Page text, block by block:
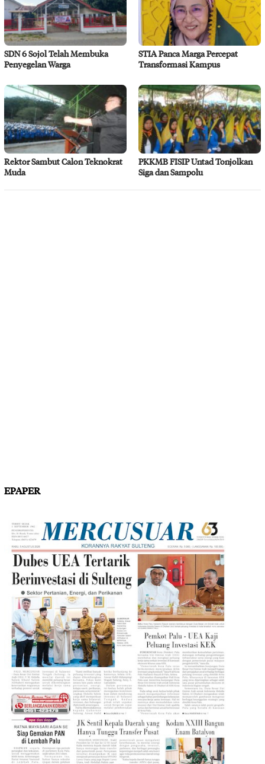
SDN 6 Sojol Telah Membuka
Penyegelan Warga
STIA Panca Marga Percepat
Transformasi Kampus
Rektor Sambut Calon Teknokrat
Muda
PKKMB FISIP Untad Tonjolkan
Siga dan Sampolu
EPAPER